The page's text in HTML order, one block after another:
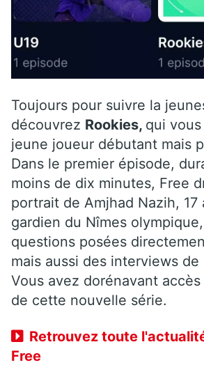
Toujours pour suivre la
découvrez Rookies, qui
jeune joueur débutant mais
Dans le premier épisode,
moins de dix minutes, Free
portrait de Amjhad Nazih, 17
gardien du Nîmes
questions posées
mais aussi des interviews de
Vous avez dorénavant
de cette nouvelle série.
Retrouvez toute
Free